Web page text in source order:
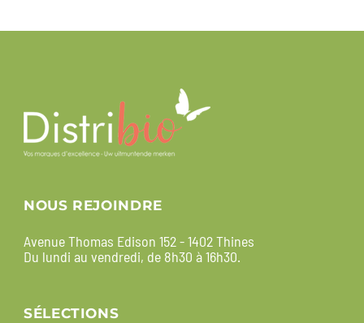
NOUS REJOINDRE
Avenue Thomas Edison 152 - 1402 Thines
Du lundi au vendredi, de 8h30 à 16h30.
SÉLECTIONS